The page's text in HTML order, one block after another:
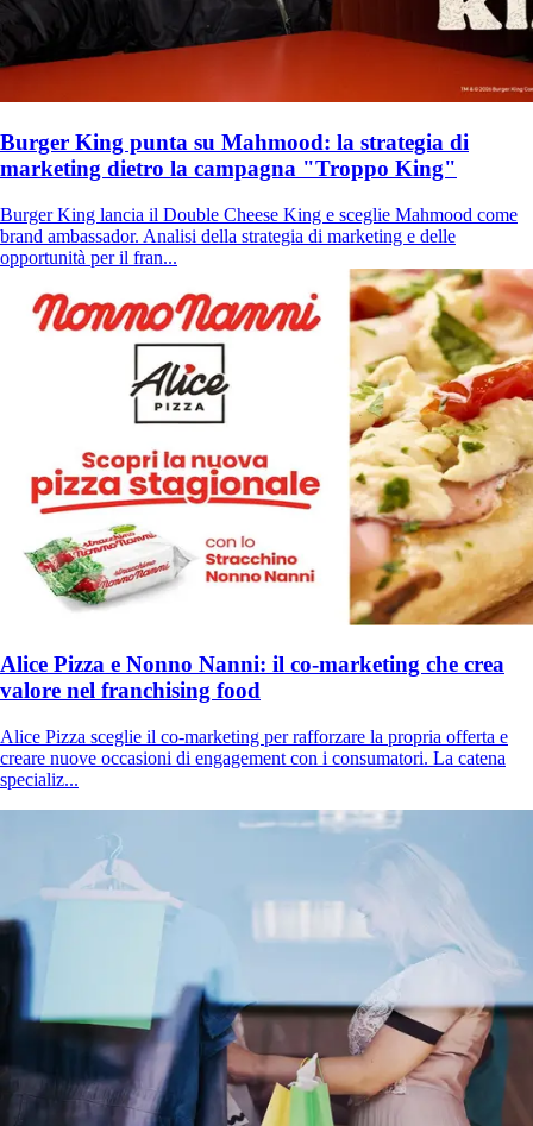
Burger King punta su Mahmood: la strategia di
marketing dietro la campagna "Troppo King"
Burger King lancia il Double Cheese King e sceglie Mahmood come
brand ambassador. Analisi della strategia di marketing e delle
opportunità per il fran...
Alice Pizza e Nonno Nanni: il co-marketing che crea
valore nel franchising food
Alice Pizza sceglie il co-marketing per rafforzare la propria offerta e
creare nuove occasioni di engagement con i consumatori. La catena
specializ...